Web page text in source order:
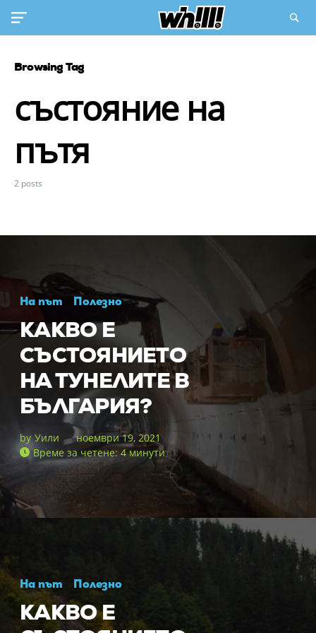
Browsing Tag
състояние на
пътя
2 posts
На път Полезно
КАКВО Е
СЪСТОЯНИЕТО
НА ТУНЕЛИТЕ В
БЪЛГАРИЯ?
by Уили
ноември 19, 2021
Време за четене: 4 минути
На път Полезно
КАКВО Е